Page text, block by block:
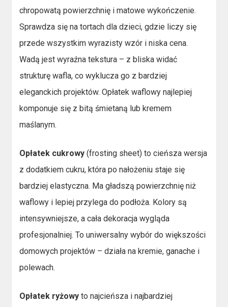
chropowatą powierzchnię i matowe wykończenie.
Sprawdza się na tortach dla dzieci, gdzie liczy się
przede wszystkim wyrazisty wzór i niska cena.
Wadą jest wyraźna tekstura – z bliska widać
strukturę wafla, co wyklucza go z bardziej
eleganckich projektów. Opłatek waflowy najlepiej
komponuje się z bitą śmietaną lub kremem
maślanym.
Opłatek cukrowy (frosting sheet) to cieńsza wersja
z dodatkiem cukru, która po nałożeniu staje się
bardziej elastyczna. Ma gładszą powierzchnię niż
waflowy i lepiej przylega do podłoża. Kolory są
intensywniejsze, a cała dekoracja wygląda
profesjonalniej. To uniwersalny wybór do większości
domowych projektów – działa na kremie, ganache i
polewach.
Opłatek ryżowy to najcieńsza i najbardziej